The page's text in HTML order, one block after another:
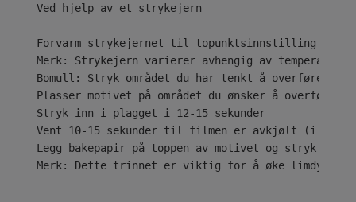
Ved hjelp av et strykejern
Forvarm strykejernet til topunktsinnstilling ( • •
Merk: Strykejern varierer avhengig av
Bomull: Stryk området du har tenkt å overføre
Plasser motivet på området du ønsker å overføre
Stryk inn i plagget i 12-15 sekunder
Vent 10-15 sekunder til filmen er avkjølt (i
Legg bakepapir på toppen av motivet og stryk i
Merk: Dette trinnet er viktig for å øke